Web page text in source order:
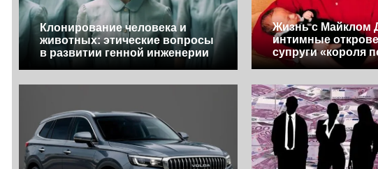
Клонирование человека и
животных: этические вопросы
в развитии генной инженерии
Жизнь с Майклом
интимные
супруги «короля